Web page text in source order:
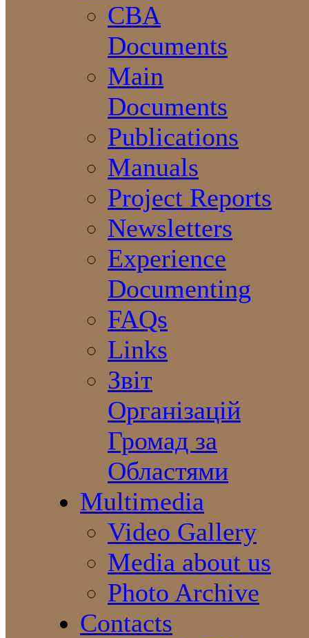
CBA
Documents
Main
Documents
Publications
Manuals
Project Reports
Newsletters
Experience
Documenting
FAQs
Links
Звіт
Організацій
Громад за
Областями
Multimedia
Video Gallery
Media about us
Photo Archive
Contacts